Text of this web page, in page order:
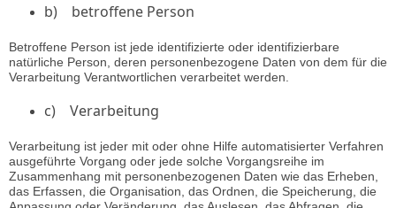
b) betroffene Person
Betroffene Person ist jede identifizierte oder identifizierbare
natürliche Person, deren personenbezogene Daten von dem für die
Verarbeitung Verantwortlichen verarbeitet werden.
c) Verarbeitung
Verarbeitung ist jeder mit oder ohne Hilfe automatisierter Verfahren
ausgeführte Vorgang oder jede solche Vorgangsreihe im
Zusammenhang mit personenbezogenen Daten wie das Erheben,
das Erfassen, die Organisation, das Ordnen, die Speicherung, die